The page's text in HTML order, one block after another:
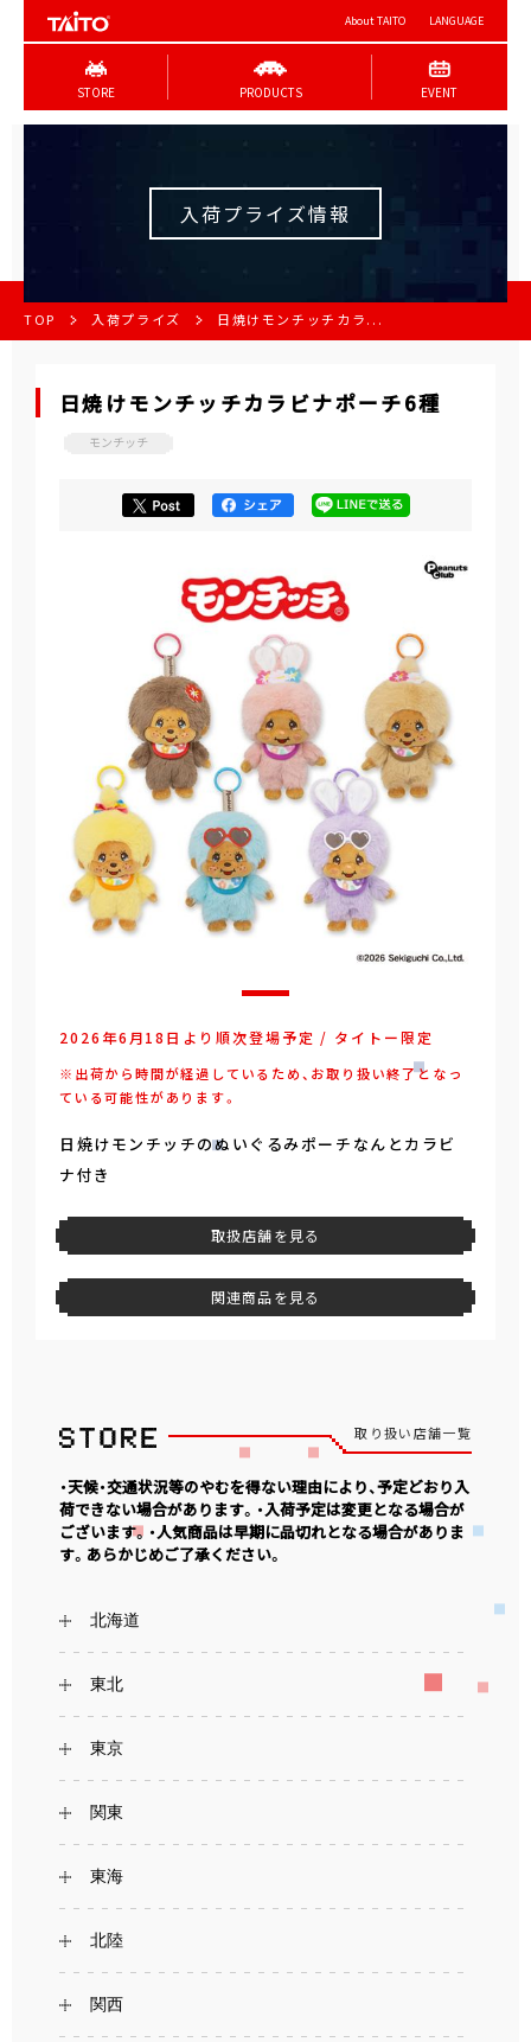
About TAITO LANGUAGE
STORE PRODUCTS EVENT
入荷プライズ情報
TOP 入荷プライズ 日焼けモンチッチカラ...
日焼けモンチッチカラビナポーチ6種
モンチッチ
2026年6月18日より順次登場予定 / タイトー限定
※出荷から時間が経過しているため、お取り扱い終了となっ
ている可能性があります。
日焼けモンチッチのぬいぐるみポーチなんとカラビ
ナ付き
取扱店舗を見る
関連商品を見る
取り扱い店舗一覧
・天候・交通状況等のやむを得ない理由により、予定どおり入
荷できない場合があります。・入荷予定は変更となる場合が
ございます。・人気商品は早期に品切れとなる場合がありま
す。あらかじめご了承ください。
北海道
東北
東京
関東
東海
北陸
関西